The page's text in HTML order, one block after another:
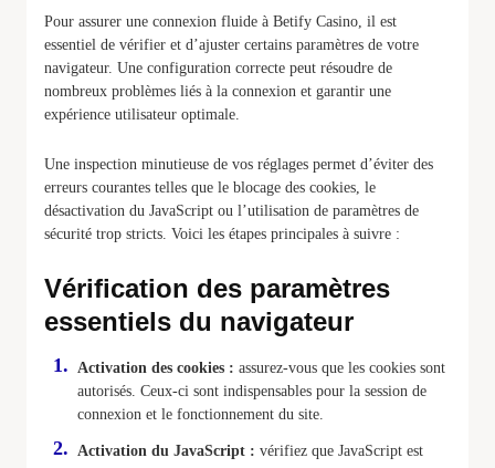
Pour assurer une connexion fluide à Betify Casino, il est
essentiel de vérifier et d’ajuster certains paramètres de votre
navigateur. Une configuration correcte peut résoudre de
nombreux problèmes liés à la connexion et garantir une
expérience utilisateur optimale.
Une inspection minutieuse de vos réglages permet d’éviter des
erreurs courantes telles que le blocage des cookies, le
désactivation du JavaScript ou l’utilisation de paramètres de
sécurité trop stricts. Voici les étapes principales à suivre :
Vérification des paramètres
essentiels du navigateur
Activation des cookies : assurez-vous que les cookies sont
autorisés. Ceux-ci sont indispensables pour la session de
connexion et le fonctionnement du site.
Activation du JavaScript : vérifiez que JavaScript est